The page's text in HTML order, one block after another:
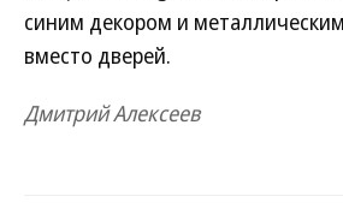
синим декором и
вместо дверей.
Дмитрий Алексеев